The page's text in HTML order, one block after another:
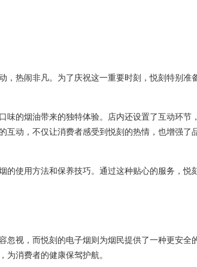
，热闹非凡。为了庆祝这一重要时刻，悦刻特别准
味的烟油带来的独特体验。店内还设置了互动环节
互动，不仅让消费者感受到悦刻的热情，也增强了
的使用方法和保养技巧。通过这种贴心的服务，悦
忽视，而悦刻的电子烟则为烟民提供了一种更安全
为消费者的健康保驾护航。